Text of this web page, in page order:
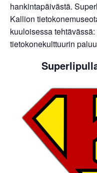
hankintapäivästä.
Kallion
kuuloisessa
tietokonekulttuurin